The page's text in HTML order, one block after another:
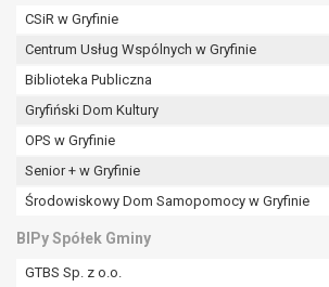
CSiR w Gryfinie
Centrum Usług Wspólnych w Gryfinie
Biblioteka Publiczna
Gryfiński Dom Kultury
OPS w Gryfinie
Senior + w Gryfinie
Środowiskowy Dom Samopomocy w Gryfinie
BIPy Spółek Gminy
GTBS Sp. z o.o.